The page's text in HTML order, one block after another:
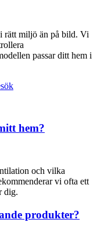
rätt miljö än på bild. Vi
passar ditt hem i
hem?
och vilka
vi ofta ett
dig.
produkter?